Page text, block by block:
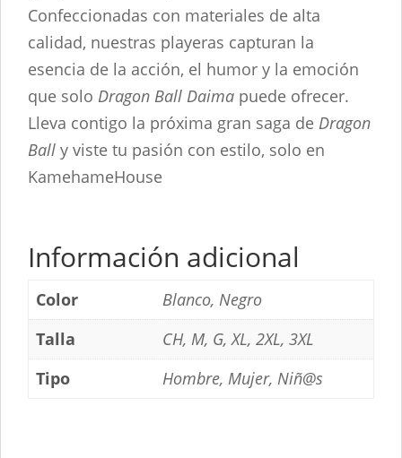
Confeccionadas con materiales de alta
calidad, nuestras playeras capturan la
esencia de la acción, el humor y la emoción
que solo Dragon Ball Daima puede ofrecer.
Lleva contigo la próxima gran saga de Dragon
Ball y viste tu pasión con estilo, solo en
KamehameHouse
Información adicional
Color
Blanco, Negro
Talla
CH, M, G, XL, 2XL, 3XL
Tipo
Hombre, Mujer, Niñ@s